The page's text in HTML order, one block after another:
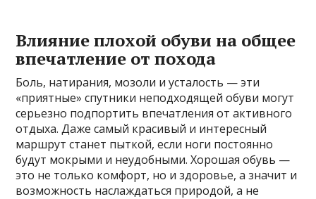
Влияние плохой обуви на общее
впечатление от похода
Боль, натирания, мозоли и усталость — эти
«приятные» спутники неподходящей обуви могут
серьезно подпортить впечатления от активного
отдыха. Даже самый красивый и интересный
маршрут станет пыткой, если ноги постоянно
будут мокрыми и неудобными. Хорошая обувь —
это не только комфорт, но и здоровье, а значит и
возможность наслаждаться природой, а не